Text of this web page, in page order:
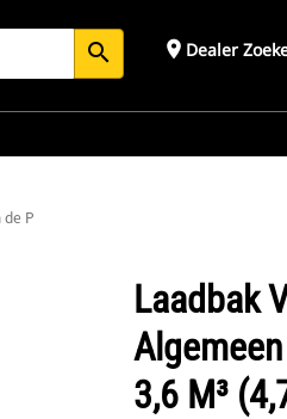
search place Dealer
Performance-serie
Laadbak
3,6 M³